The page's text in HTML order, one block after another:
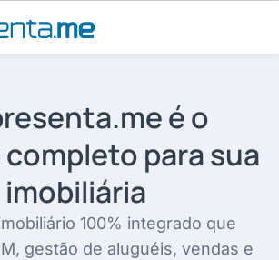
é o
para sua
imobiliária
100% integrado que
gestão de aluguéis, vendas e